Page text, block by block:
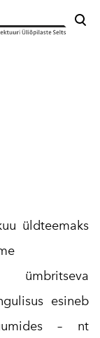
üldteemaks
esineb
– nt